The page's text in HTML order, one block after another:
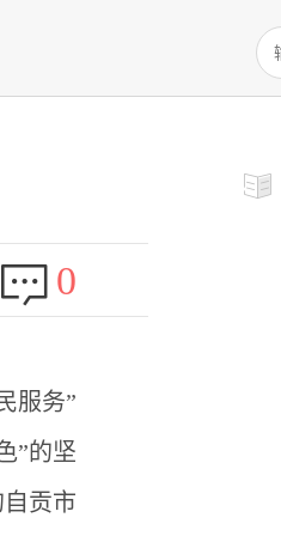
0
服务”
”的坚
贡市